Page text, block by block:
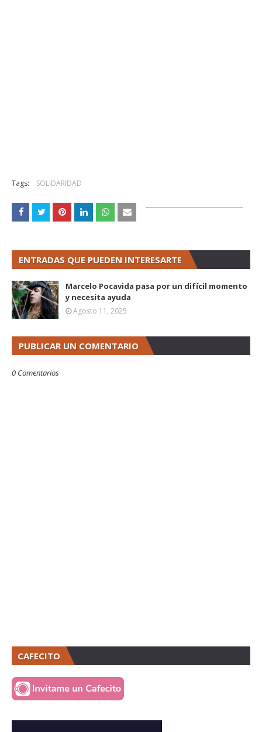
Tags: SOLIDARIDAD
ENTRADAS QUE PUEDEN INTERESARTE
Marcelo Pocavida pasa por un difícil momento
y necesita ayuda
Agosto 11, 2025
PUBLICAR UN COMENTARIO
0 Comentarios
CAFECITO